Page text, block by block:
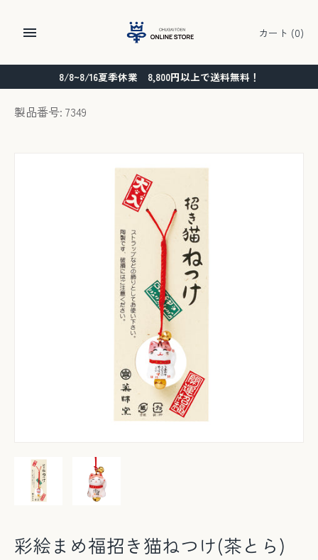
ン
カート (0)
8/8~8/16夏季休業 8,800円以上で送料無料！
製品番号: 7349
彩絵まめ福招き猫ねつけ(茶とら)